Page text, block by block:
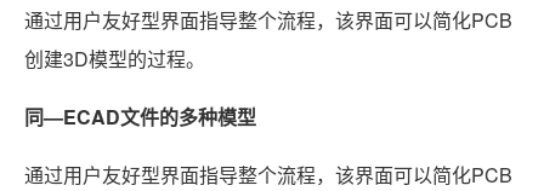
通过用户友好型界面指导整个流程，该界面可以简化PCB
创建3D模型的过程。
同—ECAD文件的多种模型
通过用户友好型界面指导整个流程，该界面可以简化PCB